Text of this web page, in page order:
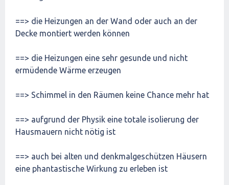
==> die Heizungen an der Wand oder auch an der
Decke montiert werden können
==> die Heizungen eine sehr gesunde und nicht
ermüdende Wärme erzeugen
==> Schimmel in den Räumen keine Chance mehr hat
==> aufgrund der Physik eine totale isolierung der
Hausmauern nicht nötig ist
==> auch bei alten und denkmalgeschützen Häusern
eine phantastische Wirkung zu erleben ist